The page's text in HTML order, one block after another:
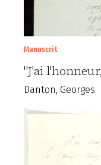
Manuscrit
"J'ai
Danton, Georges